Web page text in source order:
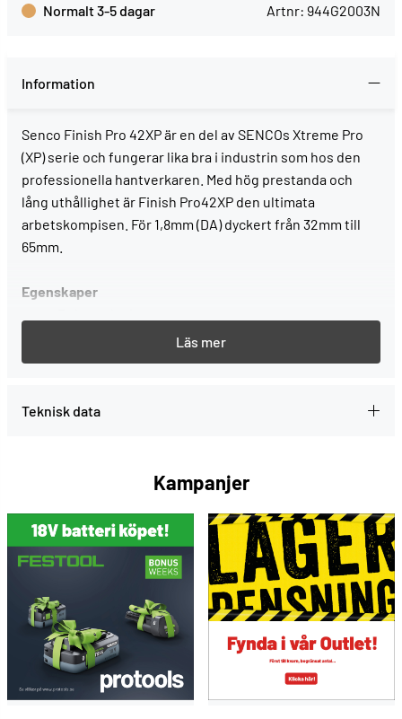
Normalt 3-5 dagar Artnr: 944G2003N
Information
Senco Finish Pro 42XP är en del av SENCOs Xtreme Pro
(XP) serie och fungerar lika bra i industrin som hos den
professionella hantverkaren. Med hög prestanda och
lång uthållighet är Finish Pro42XP den ultimata
arbetskompisen. För 1,8mm (DA) dyckert från 32mm till
65mm.
Egenskaper
Magnesium kropp - lätt och bekväm att använda
Bekvämt grepp
Två nosskydd följer med för att skydda ditt
Praktisk bälteskrok
Obs! Glöm inte att köpa till spik!
Under "FÖRBRUKNING" hittar du dyckert som passar till
Senco Finish Pro 42XP.
Länk till produktdatablad »
Teknisk data
Kampanjer